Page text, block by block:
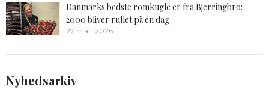
Danmarks bedste romkugle er fra Bjerringbro:
2000 bliver rullet på én dag
27 mar, 2026
Nyhedsarkiv